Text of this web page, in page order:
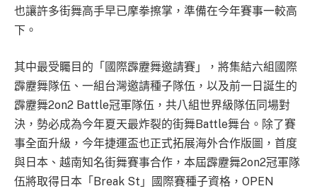
也讓許多街舞高手早已摩拳擦掌，準備在今年賽事一較高
下。
其中最受矚目的「國際霹靂舞邀請賽」，將集結六組國際
霹靂舞隊伍、一組台灣邀請種子隊伍，以及前一日誕生的
霹靂舞2on2 Battle冠軍隊伍，共八組世界級隊伍同場對
決，勢必成為今年夏天最炸裂的街舞Battle舞台。除了賽
事全面升級，今年捷運盃也正式拓展海外合作版圖，首度
與日本、越南知名街舞賽事合作，本屆霹靂舞2on2冠軍隊
伍將取得日本「Break St」國際賽種子資格，OPEN